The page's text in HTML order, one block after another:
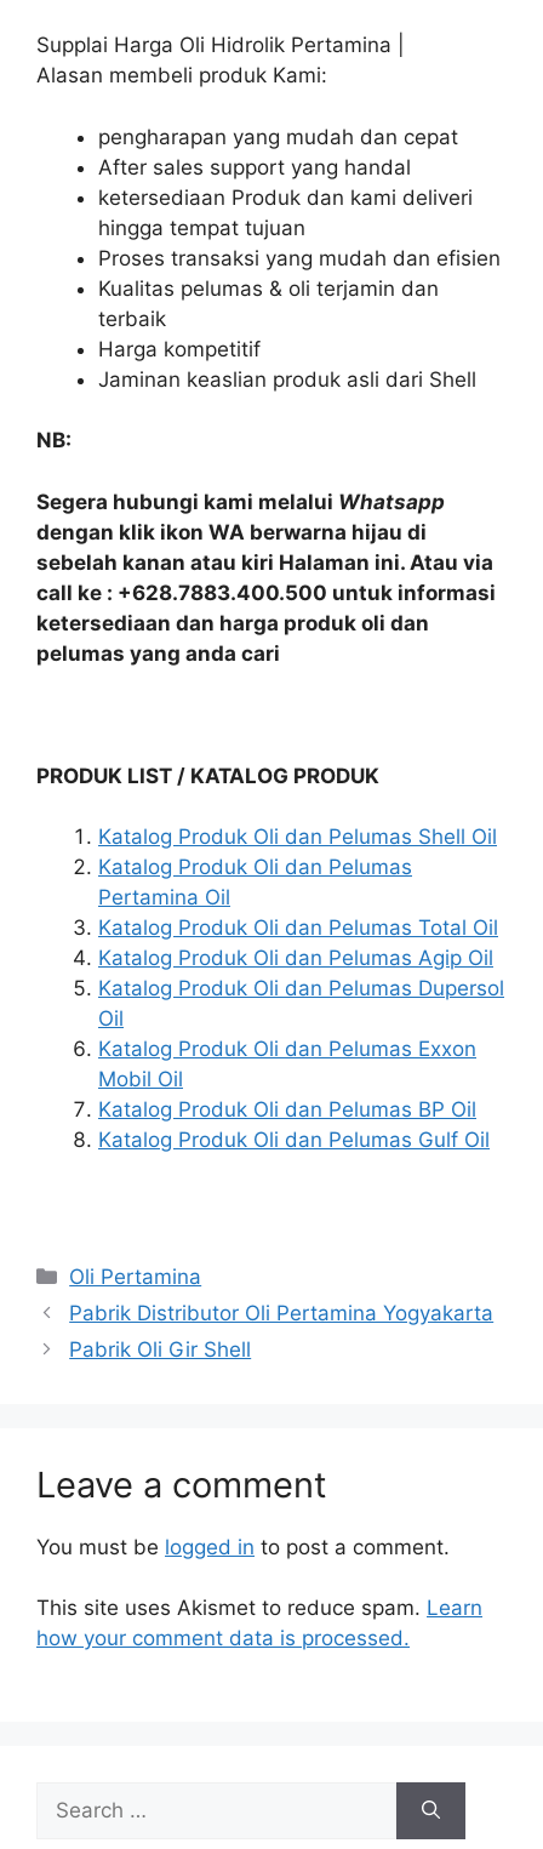
Supplai Harga Oli Hidrolik Pertamina |
Alasan membeli produk Kami:
pengharapan yang mudah dan cepat
After sales support yang handal
ketersediaan Produk dan kami deliveri
hingga tempat tujuan
Proses transaksi yang mudah dan efisien
Kualitas pelumas & oli terjamin dan
terbaik
Harga kompetitif
Jaminan keaslian produk asli dari Shell
NB:
Segera hubungi kami melalui Whatsapp
dengan klik ikon WA berwarna hijau di
sebelah kanan atau kiri Halaman ini. Atau via
call ke : +628.7883.400.500 untuk informasi
ketersediaan dan harga produk oli dan
pelumas yang anda cari
PRODUK LIST / KATALOG PRODUK
Katalog Produk Oli dan Pelumas Shell Oil
Katalog Produk Oli dan Pelumas
Pertamina Oil
Katalog Produk Oli dan Pelumas Total Oil
Katalog Produk Oli dan Pelumas Agip Oil
Katalog Produk Oli dan Pelumas Dupersol
Oil
Katalog Produk Oli dan Pelumas Exxon
Mobil Oil
Katalog Produk Oli dan Pelumas BP Oil
Katalog Produk Oli dan Pelumas Gulf Oil
Oli Pertamina
Pabrik Distributor Oli Pertamina Yogyakarta
Pabrik Oli Gir Shell
Leave a comment
You must be logged in to post a comment.
This site uses Akismet to reduce spam. Learn
how your comment data is processed.